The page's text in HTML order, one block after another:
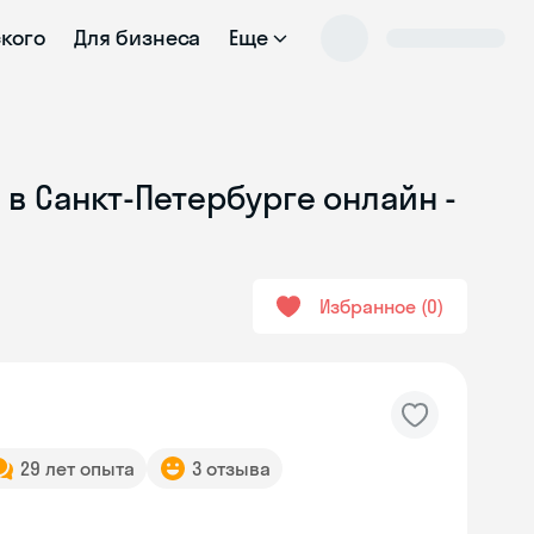
Для бизнеса Еще
Санкт-Петербурге онлайн -
Избранное 0
29 лет опыта 3 отзыва